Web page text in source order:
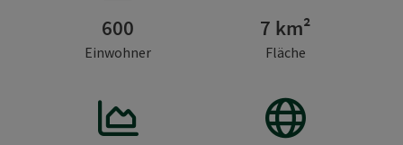
600
Einwohner
7 km²
Fläche